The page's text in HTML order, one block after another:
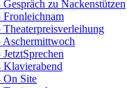
Gespräch zu Nackenstützen
Fronleichnam
Theaterpreisverleihung
Aschermittwoch
Klavierabend
On Site